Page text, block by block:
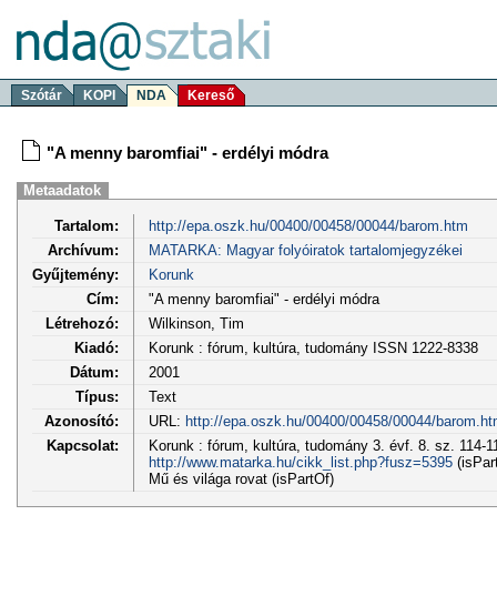
Szótár KOPI NDA Kereső
"A menny baromfiai" - erdélyi módra
Metaadatok
Tartalom:
http://epa.oszk.hu/00400/00458/00044/barom.htm
Archívum:
MATARKA: Magyar folyóiratok tartalomjegyzékei
Gyűjtemény:
Korunk
Cím:
"A menny baromfiai" - erdélyi módra
Létrehozó:
Wilkinson, Tim
Kiadó:
Korunk : fórum, kultúra, tudomány ISSN 1222-8338
Dátum:
2001
Típus:
Text
Azonosító:
URL: http://epa.oszk.hu/00400/00458/00044/
Kapcsolat:
Korunk : fórum, kultúra, tudomány 3. évf. 8. sz. 114-
http://www.matarka.hu/cikk_list.php?fusz=5395
Mű és világa rovat (isPartOf)